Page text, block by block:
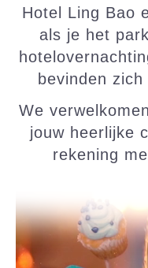
Hotel Ling Bao
als je het
bevinden
We
jouw heerlijke
rekening